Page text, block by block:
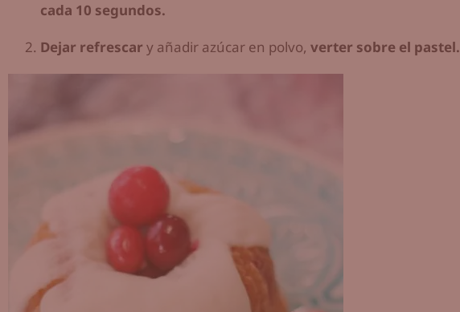
cada 10 segundos.
Dejar refrescar y añadir azúcar en polvo, verter sobre el pastel.